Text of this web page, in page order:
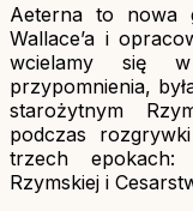
Aeterna to nowa
Wallace’a i
wcielamy się
przypomnienia,
starożytnym
podczas
trzech epokach:
Rzymskiej i